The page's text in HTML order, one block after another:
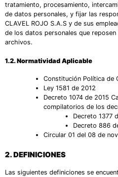
tratamiento, procesamiento,
de datos personales, y fijar las
CLAVEL ROJO S.A.S y de sus
de los datos personales que
archivos.
1.2.Normatividad Aplicable
Constitución Política de
Ley 1581 de 2012
Decreto 1074 de 2015
compilatorios de los
Decreto 1377
Decreto 886
Circular 01 del 08 de
2.DEFINICIONES
Las siguientes definiciones se